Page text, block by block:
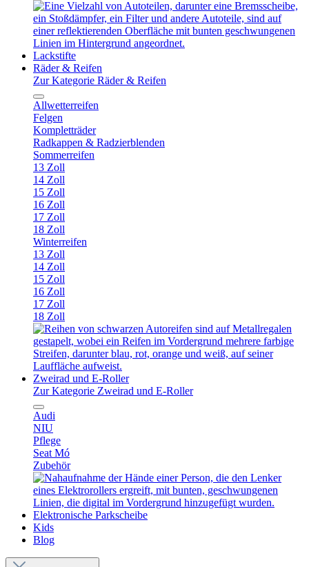
Lackstifte
Räder & Reifen
Zur Kategorie Räder & Reifen
Allwetterreifen
Felgen
Kompletträder
Radkappen & Radzierblenden
Sommerreifen
13 Zoll
14 Zoll
15 Zoll
16 Zoll
17 Zoll
18 Zoll
Winterreifen
13 Zoll
14 Zoll
15 Zoll
16 Zoll
17 Zoll
18 Zoll
Zweirad und E-Roller
Zur Kategorie Zweirad und E-Roller
Audi
NIU
Pflege
Seat Mó
Zubehör
Elektronische Parkscheibe
Kids
Blog